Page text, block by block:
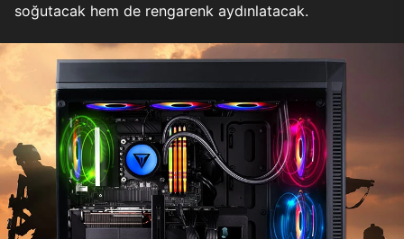
soğutacak hem de rengarenk aydınlatacak.